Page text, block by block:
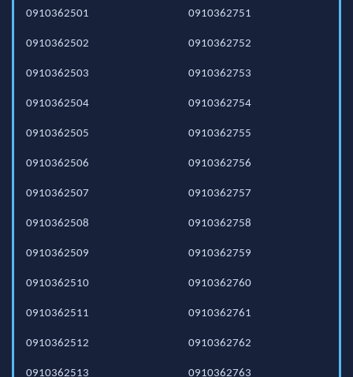
0910362501
0910362502
0910362503
0910362504
0910362505
0910362506
0910362507
0910362508
0910362509
0910362510
0910362511
0910362512
0910362513
0910362751
0910362752
0910362753
0910362754
0910362755
0910362756
0910362757
0910362758
0910362759
0910362760
0910362761
0910362762
0910362763